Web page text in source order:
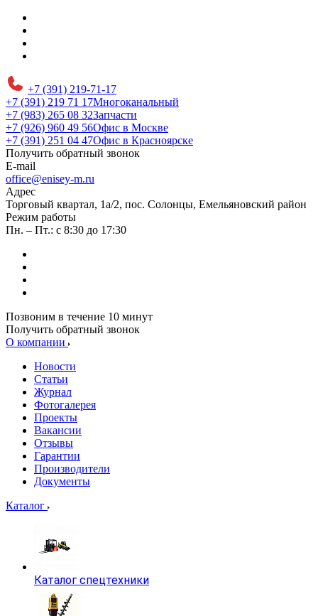
+7 (391) 219-71-17
+7 (391) 219 71 17Многоканальный
+7 (983) 265 08 32Запчасти
+7 (926) 960 49 56Офис в Москве
+7 (391) 251 04 47Офис в Красноярске
Получить обратный звонок
E-mail
office@enisey-m.ru
Адрес
​Торговый квартал, 1а/2, пос. Солонцы, Емельяновский район
Режим работы
Пн. – Пт.: с 8:30 до 17:30
Позвоним в течение 10 минут
Получить обратный звонок
О компании
Новости
Статьи
Журнал
Фотогалерея
Проекты
Вакансии
Отзывы
Гарантии
Производители
Документы
Каталог
Каталог спецтехники